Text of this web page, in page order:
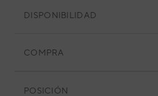
DISPONIBILIDAD
COMPRA
POSICIÓN